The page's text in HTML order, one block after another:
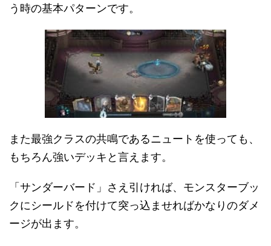
う時の基本パターンです。
また最強クラスの共鳴であるニュートを使っても、
もちろん強いデッキと言えます。
「サンダーバード」さえ引ければ、モンスターブッ
クにシールドを付けて突っ込ませればかなりのダメ
ージが出ます。